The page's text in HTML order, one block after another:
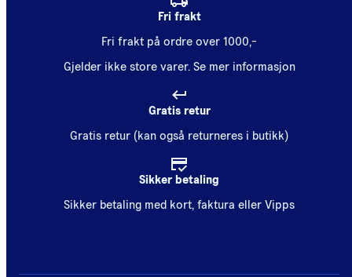
Fri frakt
Fri frakt på ordre over 1000,-
Gjelder ikke store varer. Se mer informasjon
Gratis retur
Gratis retur (kan også returneres i butikk)
Sikker betaling
Sikker betaling med kort, faktura eller Vipps